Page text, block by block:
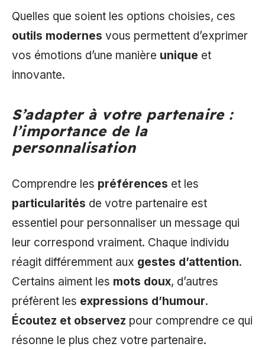
Quelles que soient les options choisies, ces
outils modernes vous permettent d’exprimer
vos émotions d’une manière unique et
innovante.
S’adapter à votre partenaire :
l’importance de la
personnalisation
Comprendre les préférences et les
particularités de votre partenaire est
essentiel pour personnaliser un message qui
leur correspond vraiment. Chaque individu
réagit différemment aux gestes d’attention.
Certains aiment les mots doux, d’autres
préfèrent les expressions d’humour.
Écoutez et observez pour comprendre ce qui
résonne le plus chez votre partenaire.